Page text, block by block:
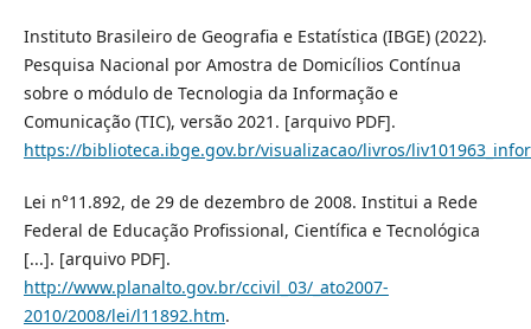
Instituto Brasileiro de Geografia e Estatística (IBGE) (2022).
Pesquisa Nacional por Amostra de Domicílios Contínua
sobre o módulo de Tecnologia da Informação e
Comunicação (TIC), versão 2021. [arquivo PDF].
https://biblioteca.ibge.gov.br/visualizacao/livros/
Lei n°11.892, de 29 de dezembro de 2008. Institui a Rede
Federal de Educação Profissional, Científica e Tecnológica
[...]. [arquivo PDF].
http://www.planalto.gov.br/ccivil_03/_ato2007-
2010/2008/lei/l11892.htm.